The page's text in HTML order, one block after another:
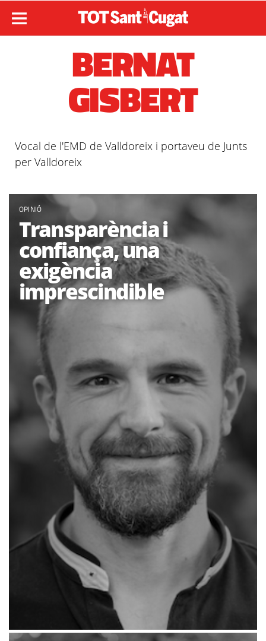
BERNAT
GISBERT
Vocal de l'EMD de Valldoreix i portaveu de Junts
per Valldoreix
OPINIÓ
Transparència i
confiança, una
exigència
imprescindible